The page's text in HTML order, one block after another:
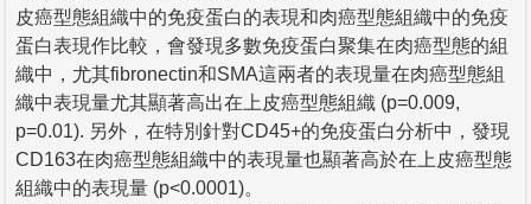
皮癌型態組織中的免疫蛋白的表現和肉癌型態組織中的免疫
蛋白表現作比較，會發現多數免疫蛋白聚集在肉癌型態的組
織中，尤其fibronectin和SMA這兩者的表現量在肉癌型態組
織中表現量尤其顯著高出在上皮癌型態組織 (p=0.009,
p=0.01). 另外，在特別針對CD45+的免疫蛋白分析中，發現
CD163在肉癌型態組織中的表現量也顯著高於在上皮癌型態
組織中的表現量 (p<0.0001)。